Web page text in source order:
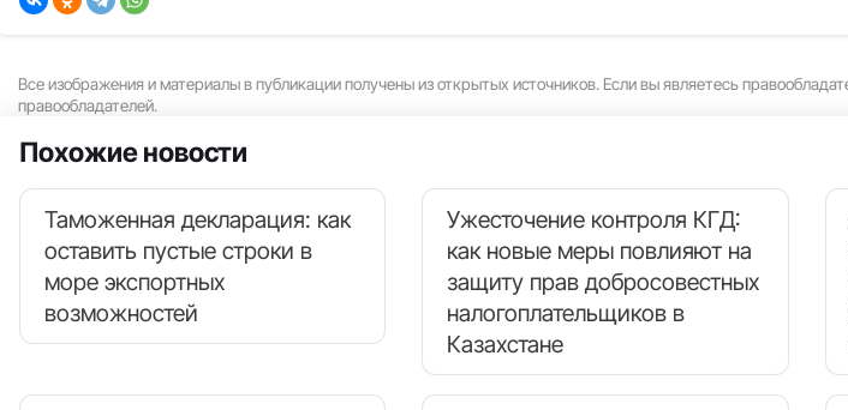
Все изображения и материалы в публикации получены из открытых источников. Если вы являетесь
правообладателей.
Похожие новости
Таможенная декларация: как
оставить пустые строки в
море экспортных
возможностей
Ужесточение контроля КГД:
как новые меры повлияют на
защиту прав добросовестных
налогоплательщиков в
Казахстане